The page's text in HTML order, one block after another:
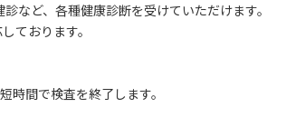
など、各種健康診断を受けていただけます。
ております。
時間で検査を終了します。